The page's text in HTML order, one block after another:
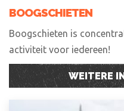
BOOGSCHIETEN
Boogschieten is
activiteit voor iedereen!
WEITERE